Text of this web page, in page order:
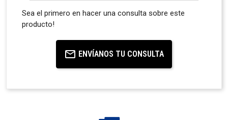
Sea el primero en hacer una consulta sobre este
producto!
ENVÍANOS TU CONSULTA